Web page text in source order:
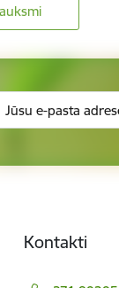
Kontakti